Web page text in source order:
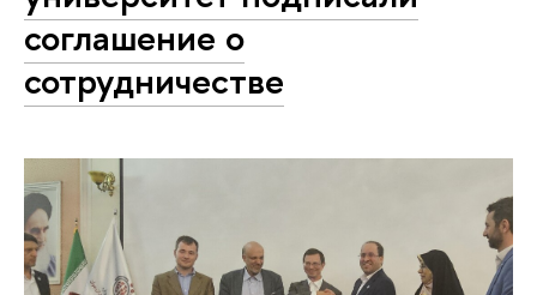
соглашение о
сотрудничестве